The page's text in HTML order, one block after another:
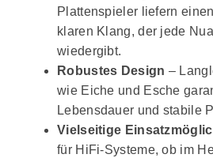
Plattenspieler liefern
klaren Klang, der jede
wiedergibt.
Robustes Design –
wie Eiche und Esche
Lebensdauer und stabile
Vielseitige
für HiFi-Systeme, ob im